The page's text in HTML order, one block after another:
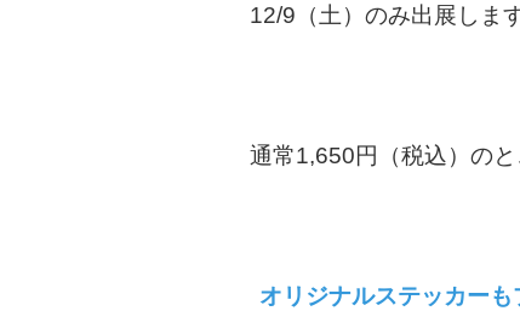
12/9（土）のみ出展しま
通常1,650円（税込）のと
オリジナルステッカーも